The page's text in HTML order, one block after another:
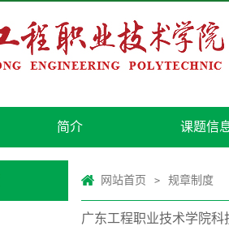
简介 课题信
网站首页 > 规章制度
广东工程职业技术学院